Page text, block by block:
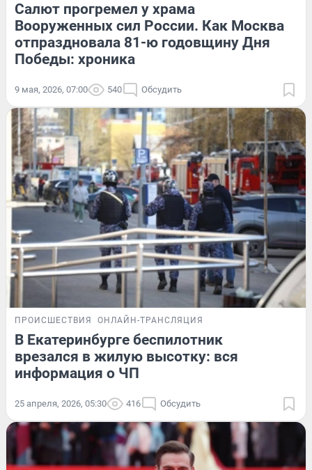
Салют прогремел у храма
Вооруженных сил России. Как Москва
отпраздновала 81-ю годовщину Дня
Победы: хроника
9 мая, 2026, 07:00 540 Обсудить
ПРОИСШЕСТВИЯ ОНЛАЙН-ТРАНСЛЯЦИЯ
В Екатеринбурге беспилотник
врезался в жилую высотку: вся
информация о ЧП
25 апреля, 2026, 05:30 416 Обсудить